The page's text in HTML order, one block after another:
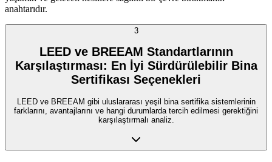
anahtarıdır.
3
LEED ve BREEAM Standartlarının
Karşılaştırması: En İyi Sürdürülebilir Bina
Sertifikası Seçenekleri
LEED ve BREEAM gibi uluslararası yeşil bina sertifika sistemlerinin
farklarını, avantajlarını ve hangi durumlarda tercih edilmesi gerektiğini
karşılaştırmalı analiz.